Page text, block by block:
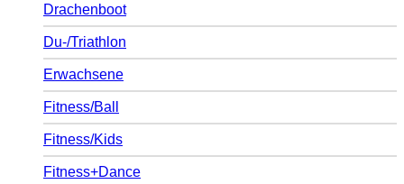
Drachenboot
Du-/Triathlon
Erwachsene
Fitness/Ball
Fitness/Kids
Fitness+Dance